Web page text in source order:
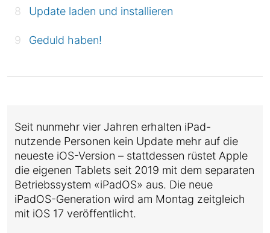
Update laden und installieren
Geduld haben!
Seit nunmehr vier Jahren erhalten iPad-
nutzende Personen kein Update mehr auf die
neueste iOS-Version – stattdessen rüstet Apple
die eigenen Tablets seit 2019 mit dem separaten
Betriebssystem «iPadOS» aus. Die neue
iPadOS-Generation wird am Montag zeitgleich
mit iOS 17 veröffentlicht.